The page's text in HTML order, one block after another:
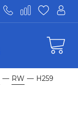
— RW — H259